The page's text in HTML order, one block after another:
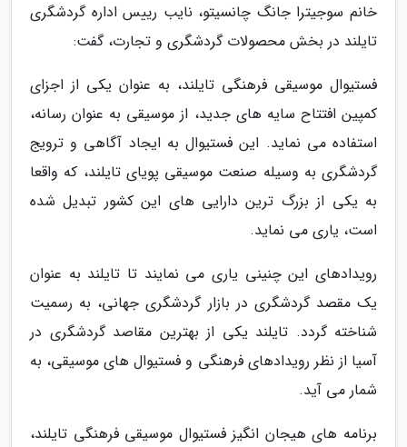
خانم سوجیترا جانگ چانسیتو، نایب رییس اداره گردشگری
تایلند در بخش محصولات گردشگری و تجارت، گفت:
فستیوال موسیقی فرهنگی تایلند، به عنوان یکی از اجزای
کمپین افتتاح سایه های جدید، از موسیقی به عنوان رسانه،
استفاده می نماید. این فستیوال به ایجاد آگاهی و ترویج
گردشگری به وسیله صنعت موسیقی پویای تایلند، که واقعا
به یکی از بزرگ ترین دارایی های این کشور تبدیل شده
است، یاری می نماید.
رویدادهای این چنینی یاری می نمایند تا تایلند به عنوان
یک مقصد گردشگری در بازار گردشگری جهانی، به رسمیت
شناخته گردد. تایلند یکی از بهترین مقاصد گردشگری در
آسیا از نظر رویدادهای فرهنگی و فستیوال های موسیقی، به
شمار می آید.
برنامه های هیجان انگیز فستیوال موسیقی فرهنگی تایلند،